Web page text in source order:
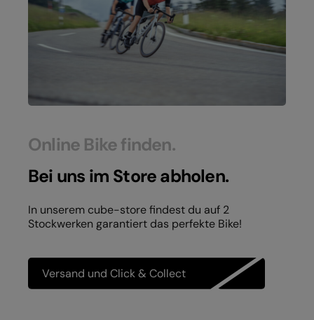
Online Bike finden.
Bei uns im Store abholen.
In unserem cube-store findest du auf 2
Stockwerken garantiert das perfekte Bike!
Versand und Click & Collect